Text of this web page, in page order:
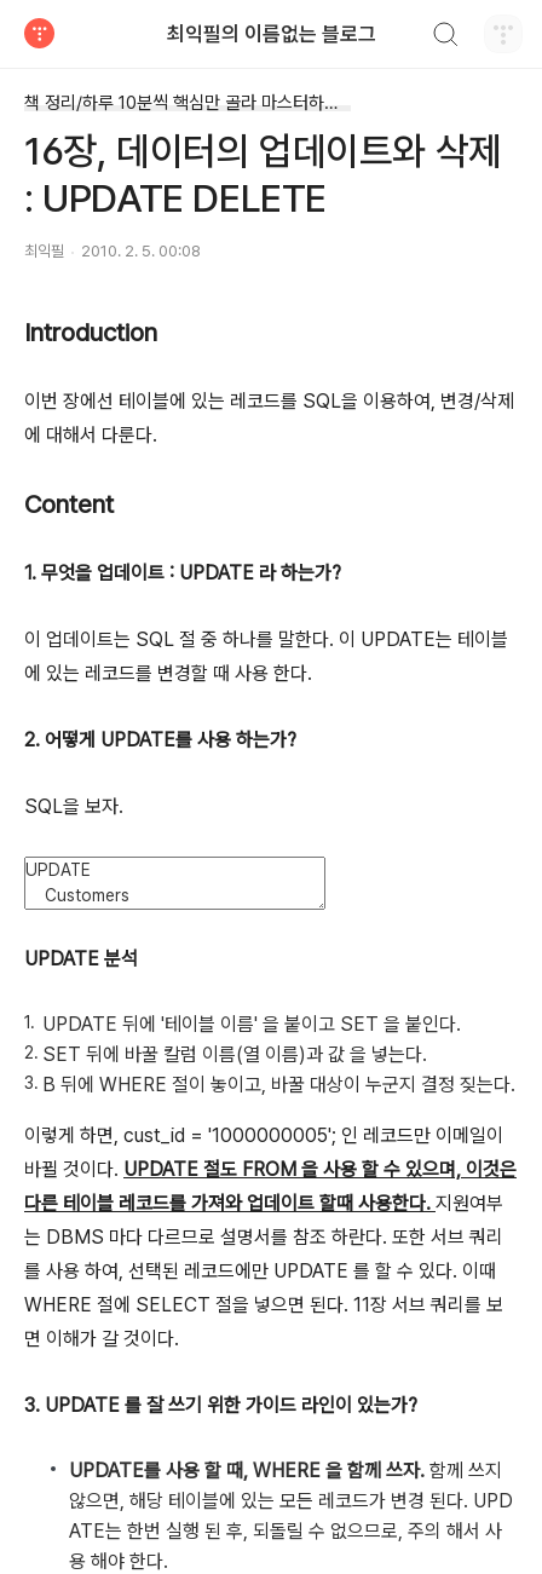
최익필의 이름없는 블로그
책 정리/하루 10분씩 핵심만 골라 마스터하는 SQL
16장, 데이터의 업데이트와 삭제
: UPDATE DELETE
최익필 2010. 2. 5. 00:08
Introduction
이번 장에선 테이블에 있는 레코드를 SQL을 이용하여, 변경/삭제
에 대해서 다룬다.
Content
1. 무엇을 업데이트 : UPDATE 라 하는가?
이 업데이트는 SQL 절 중 하나를 말한다. 이 UPDATE는 테이블
에 있는 레코드를 변경할 때 사용 한다.
2. 어떻게 UPDATE를 사용 하는가?
SQL을 보자.
UPDATE 분석
UPDATE 뒤에 '테이블 이름' 을 붙이고 SET 을 붙인다.
SET 뒤에 바꿀 칼럼 이름(열 이름)과 값 을 넣는다.
B 뒤에 WHERE 절이 놓이고, 바꿀 대상이 누군지 결정 짖는다.
이렇게 하면, cust_id = '1000000005'; 인 레코드만 이메일이
바뀔 것이다. UPDATE 절도 FROM 을 사용 할 수 있으며, 이것은
다른 테이블 레코드를 가져와 업데이트 할때 사용한다. 지원여부
는 DBMS 마다 다르므로 설명서를 참조 하란다. 또한 서브 쿼리
를 사용 하여, 선택된 레코드에만 UPDATE 를 할 수 있다. 이때
WHERE 절에 SELECT 절을 넣으면 된다. 11장 서브 쿼리를 보
면 이해가 갈 것이다.
3. UPDATE 를 잘 쓰기 위한 가이드 라인이 있는가?
UPDATE를 사용 할 때, WHERE 을 함께 쓰자. 함께 쓰지
않으면, 해당 테이블에 있는 모든 레코드가 변경 된다. UPD
ATE는 한번 실행 된 후, 되돌릴 수 없으므로, 주의 해서 사
용 해야 한다.